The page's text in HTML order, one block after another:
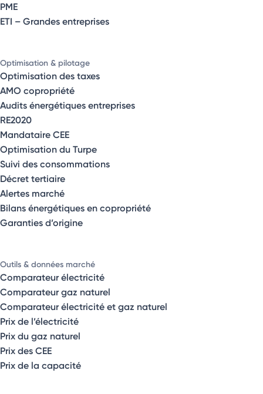
PME
ETI – Grandes entreprises
Optimisation & pilotage
Optimisation des taxes
AMO copropriété
Audits énergétiques entreprises
RE2020
Mandataire CEE
Optimisation du Turpe
Suivi des consommations
Décret tertiaire
Alertes marché
Bilans énergétiques en copropriété
Garanties d’origine
Outils & données marché
Comparateur électricité
Comparateur gaz naturel
Comparateur électricité et gaz naturel
Prix de l’électricité
Prix du gaz naturel
Prix des CEE
Prix de la capacité